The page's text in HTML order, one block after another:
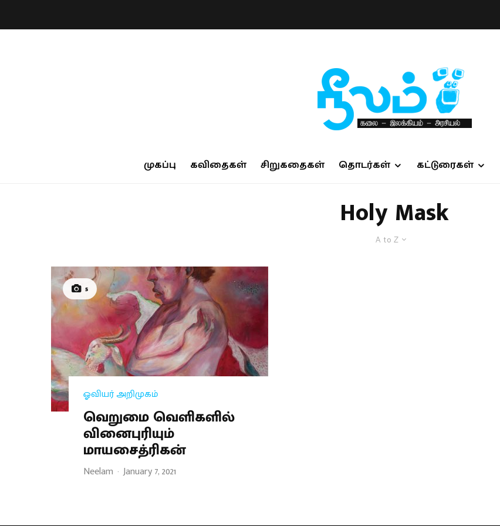
முகப்பு கவிதைகள் சிறுகதைகள் தொடர்கள் கட்டுரைகள்
Holy Mask
A to Z
5
ஓவியர் அறிமுகம்
வெறுமை வெளிகளில்
வினைபுரியும்
மாயசைத்ரிகன்
Neelam · January 7, 2021